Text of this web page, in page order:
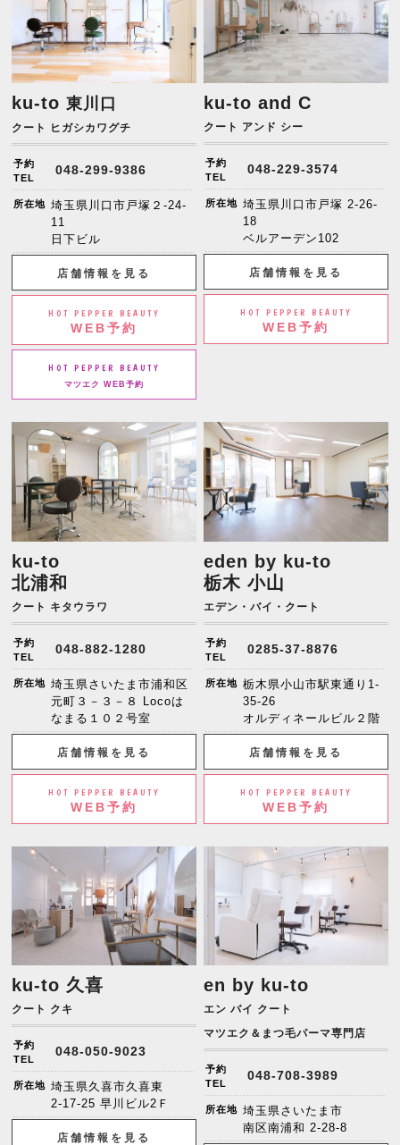
ku-to東川口
クート ヒガシカワグチ
予約
TEL
048-299-9386
所在地 埼玉県川口市戸塚２-24-
11
日下ビル
店舗情報を見る
HOT PEPPER BEAUTY
WEB予約
HOT PEPPER BEAUTY
マツエク WEB予約
ku-to and C
クート アンド シー
予約
TEL
048-229-3574
所在地 埼玉県川口市戸塚 2-26-
18
ベルアーデン102
店舗情報を見る
HOT PEPPER BEAUTY
WEB予約
ku-to
北浦和
クート キタウラワ
予約
TEL
048-882-1280
所在地 埼玉県さいたま市浦和区
元町３－３－８ Locoは
なまる１０２号室
店舗情報を見る
HOT PEPPER BEAUTY
WEB予約
eden by ku-to
栃木 小山
エデン・バイ・クート
予約
TEL
0285-37-8876
所在地 栃木県小山市駅東通り1-
35-26
オルディネールビル２階
店舗情報を見る
HOT PEPPER BEAUTY
WEB予約
ku-to 久喜
クート クキ
予約
TEL
048-050-9023
所在地 埼玉県久喜市久喜東
2-17-25 早川ビル2Ｆ
店舗情報を見る
en by ku-to
エン バイ クート
マツエク＆まつ毛パーマ専門店
予約
TEL
048-708-3989
所在地 埼玉県さいたま市
南区南浦和 2-28-8